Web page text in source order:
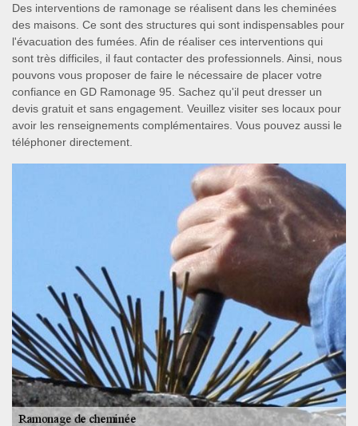
Des interventions de ramonage se réalisent dans les cheminées
des maisons. Ce sont des structures qui sont indispensables pour
l'évacuation des fumées. Afin de réaliser ces interventions qui
sont très difficiles, il faut contacter des professionnels. Ainsi, nous
pouvons vous proposer de faire le nécessaire de placer votre
confiance en GD Ramonage 95. Sachez qu'il peut dresser un
devis gratuit et sans engagement. Veuillez visiter ses locaux pour
avoir les renseignements complémentaires. Vous pouvez aussi le
téléphoner directement.